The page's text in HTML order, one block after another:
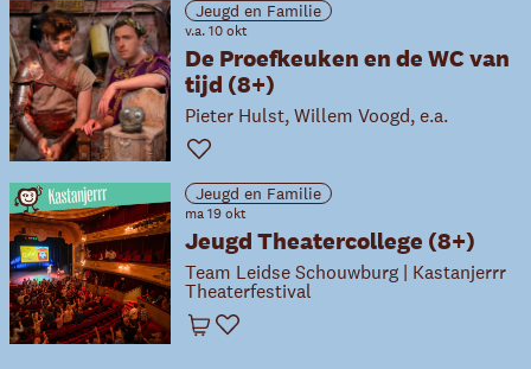
Jeugd en Familie
v.a. 10 okt
De Proefkeuken en de WC van
tijd (8+)
Pieter Hulst, Willem Voogd, e.a.
Favoriet
Jeugd en Familie
ma 19 okt
Jeugd Theatercollege (8+)
Team Leidse Schouwburg | Kastanjerrr
Theaterfestival
Winkelwagen
Favoriet